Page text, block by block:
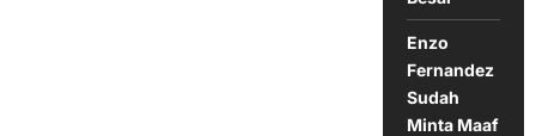
Enzo
Fernandez
Sudah
Minta Maaf